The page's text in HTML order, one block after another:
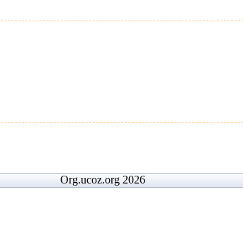
Org.ucoz.org 2026